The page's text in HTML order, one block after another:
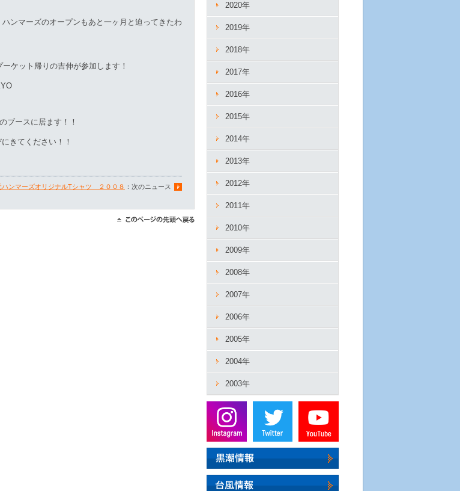
マーズのオープンもあと一ヶ月と迫ってきたわ
ケット帰りの吉伸が参加します！
ブースに居ます！！
きてください！！
ハンマーズオリジナルTシャツ ２００８ ：次のニュース
2020年
2019年
2018年
2017年
2016年
2015年
2014年
2013年
2012年
2011年
2010年
2009年
2008年
2007年
2006年
2005年
2004年
2003年